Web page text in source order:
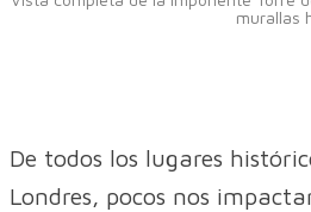
murallas
De todos los lugares
Londres, pocos nos